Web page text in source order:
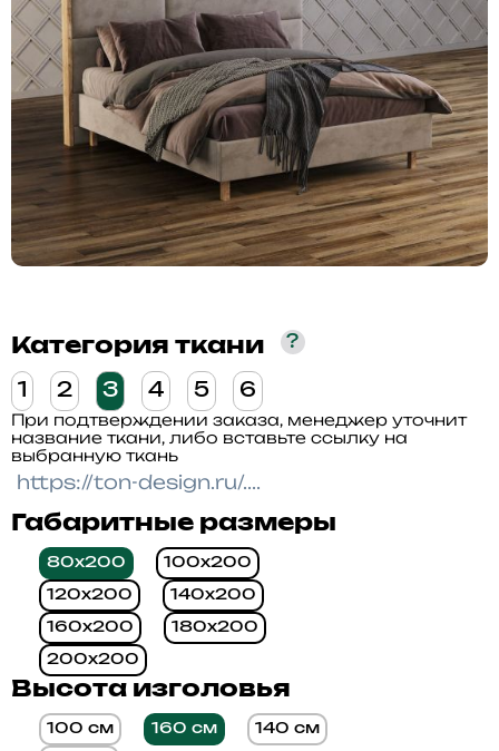
Категория ткани ?
1 2 3 4 5 6
При подтверждении заказа, менеджер уточнит
название ткани, либо вставьте ссылку на
выбранную ткань
Габаритные размеры
80x200 100x200
120x200 140x200
160x200 180x200
200x200
Высота изголовья
100 см 160 см 140 см